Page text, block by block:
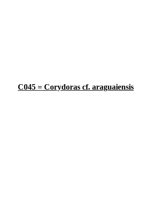
C045 = Corydoras cf. araguaiensis